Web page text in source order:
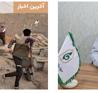
آخرین اخبار